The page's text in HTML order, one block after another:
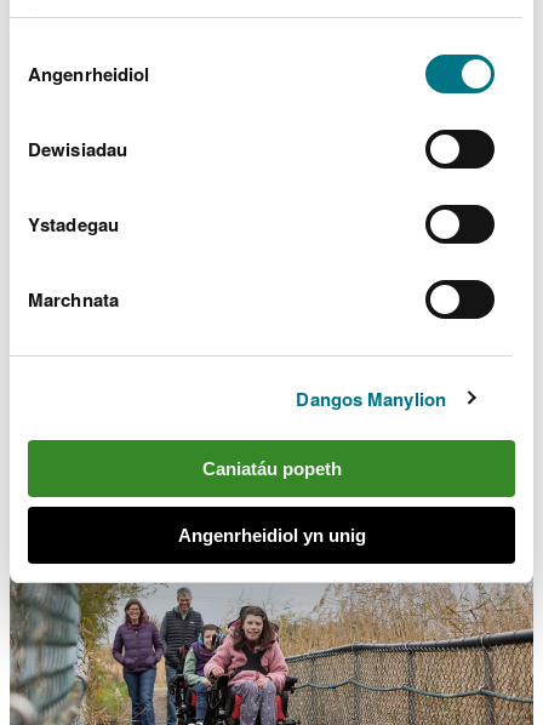
Byddwn yn defnyddio cwci i gadw eich dewis.
Gellirdarllen mwy am ein cwcis cyn i chi ddewis.
Caniatâd
Angenrheidiol
Dewisiadau
Ystadegau
Marchnata
Dangos Manylion
Caniatáu popeth
Angenrheidiol yn unig
Canolfannau hygyrch i
Canolfannau ymwelwyr â chyfleusterau hygyrch